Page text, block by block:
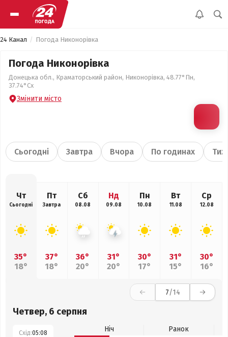
24 Канал Погода Никонорівка
Погода Никонорівка
Донецька обл., Краматорський район, Никонорівка, 48.77°Пн,
37.74°Сх
Змінити місто
Сьогодні Завтра Вчора По годинах
Чт
Сьогодні
35°
18°
Пт
Завтра
37°
18°
Сб
08.08
36°
20°
Нд
09.08
31°
20°
Пн
10.08
30°
17°
Вт
11.08
31°
15°
Ср
12.08
30°
16°
7/14
Четвер, 6 серпня
Схід:05:08 Ніч
Ранок